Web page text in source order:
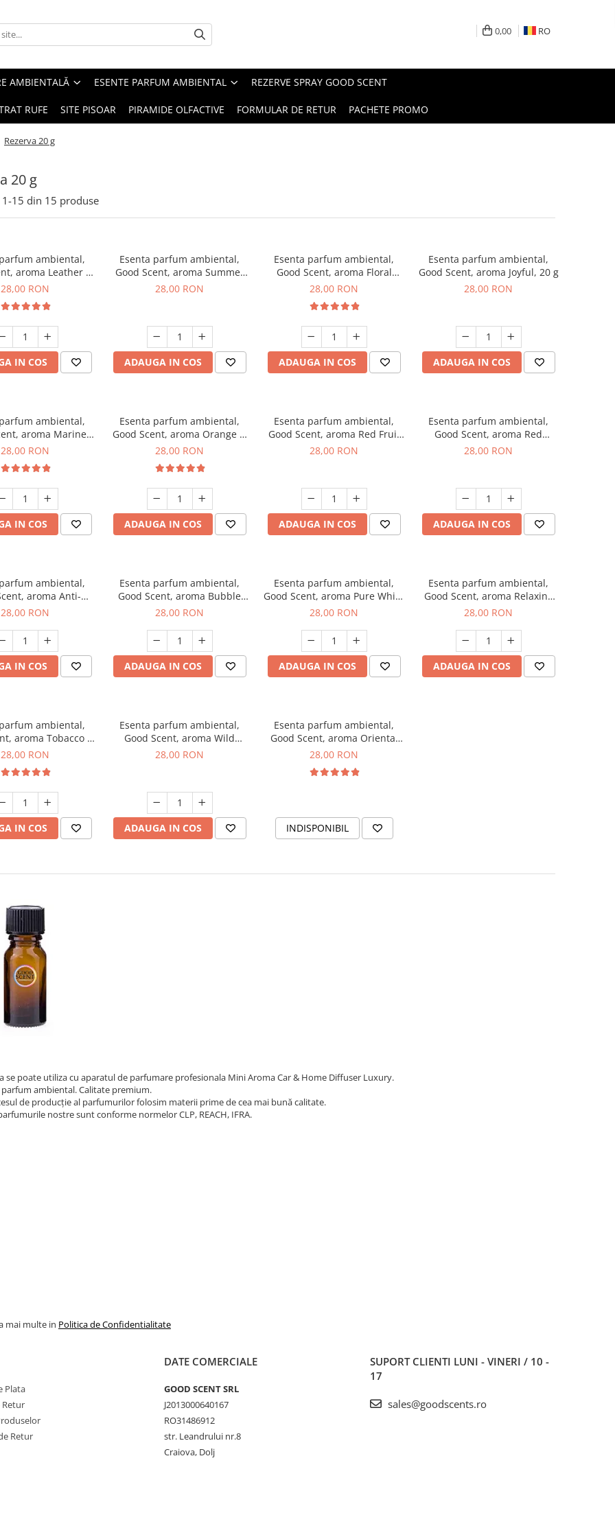
0,00 RO
AMBIENTALĂ ESENTE PARFUM AMBIENTAL REZERVE SPRAY GOOD SCENT
RUFE SITE PISOAR PIRAMIDE OLFACTIVE FORMULAR DE RETUR PACHETE PROMO
Rezerva 20 g
20 g
1-15 din 15 produse
ambiental,
aroma Leather &
Oudh, 20 g
28,00 RON
IN COS
Esenta parfum ambiental,
Good Scent, aroma Summer
Melon, 20 g
28,00 RON
ADAUGA IN COS
Esenta parfum ambiental,
Good Scent, aroma Floral
Bouquet, 20 g
28,00 RON
ADAUGA IN COS
Esenta parfum ambiental,
Good Scent, aroma Joyful, 20 g
28,00 RON
ADAUGA IN COS
ambiental,
aroma Marine
Breeze, 20 g
28,00 RON
IN COS
Esenta parfum ambiental,
Good Scent, aroma Orange &
Fresh Cinnamon, 20 g
28,00 RON
ADAUGA IN COS
Esenta parfum ambiental,
Good Scent, aroma Red Fruit
Bubble, 20 g
28,00 RON
ADAUGA IN COS
Esenta parfum ambiental,
Good Scent, aroma Red
Grapes, 20 g
28,00 RON
ADAUGA IN COS
ambiental,
aroma Anti-
Tobacco, 20 g
28,00 RON
IN COS
Esenta parfum ambiental,
Good Scent, aroma Bubble
Gum, 20 g
28,00 RON
ADAUGA IN COS
Esenta parfum ambiental,
Good Scent, aroma Pure White
Musc, 20 g
28,00 RON
ADAUGA IN COS
Esenta parfum ambiental,
Good Scent, aroma Relaxing
Lavender, 20 g
28,00 RON
ADAUGA IN COS
ambiental,
aroma Tobacco &
Vanilla, 20 g
28,00 RON
IN COS
Esenta parfum ambiental,
Good Scent, aroma Wild
Sailor, 20 g
28,00 RON
ADAUGA IN COS
Esenta parfum ambiental,
Good Scent, aroma Oriental
Amber, 20 g
28,00 RON
INDISPONIBIL
se poate utiliza cu aparatul de parfumare profesionala Mini Aroma Car & Home Diffuser Luxury.
parfum ambiental. Calitate premium.
de producție al parfumurilor folosim materii prime de cea mai bună calitate.
nostre sunt conforme normelor CLP, REACH, IFRA.
mai multe in Politica de Confidentialitate
Plata
Retur
Retur
DATE COMERCIALE
GOOD SCENT SRL
J2013000640167
RO31486912
str. Leandrului nr.8
Craiova, Dolj
SUPORT CLIENTI LUNI - VINERI / 10 -
17
sales@goodscents.ro